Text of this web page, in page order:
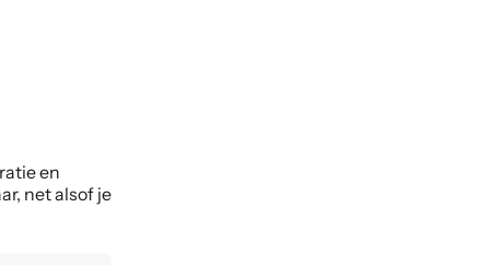
en
net alsof je